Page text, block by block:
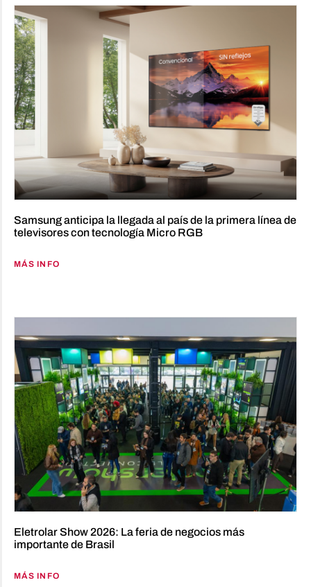
Samsung anticipa la llegada al país de la primera línea de
televisores con tecnología Micro RGB
MÁS INFO
Eletrolar Show 2026: La feria de negocios más
importante de Brasil
MÁS INFO